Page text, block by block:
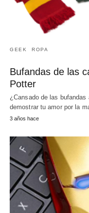
GEEK ROPA
Bufandas de las
Potter
¿Cansado de las bufandas
demostrar tu amor por la
3 años hace